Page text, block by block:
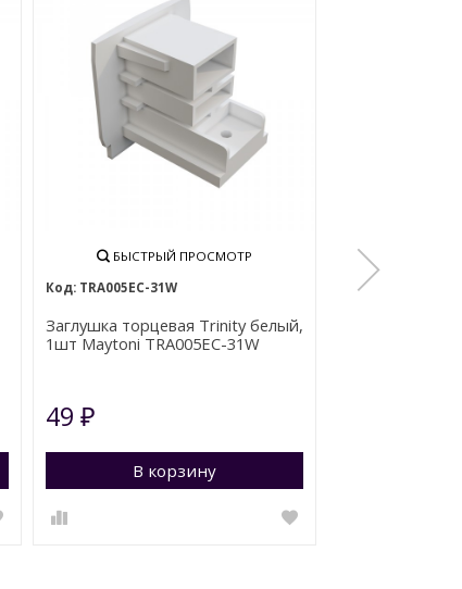
Перейти в корзину
БЫСТРЫЙ ПРОСМОТР
TRA005EC-31W
Заглушка торцевая Trinity белый,
1шт Maytoni TRA005EC-31W
49 ₽
В корзину